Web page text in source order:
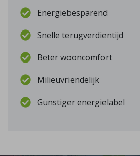
Energiebesparend
Snelle terugverdientijd
Beter wooncomfort
Milieuvriendelijk
Gunstiger energielabel